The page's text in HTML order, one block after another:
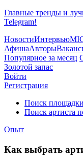
Главные тренды и
Telegram!
НовостиИнтервью
АфишаАвторы
Популярное за месяц
Золотой запас
Войти
Регистрация
Поиск
Поиск артиста
Опыт
Как выбрать